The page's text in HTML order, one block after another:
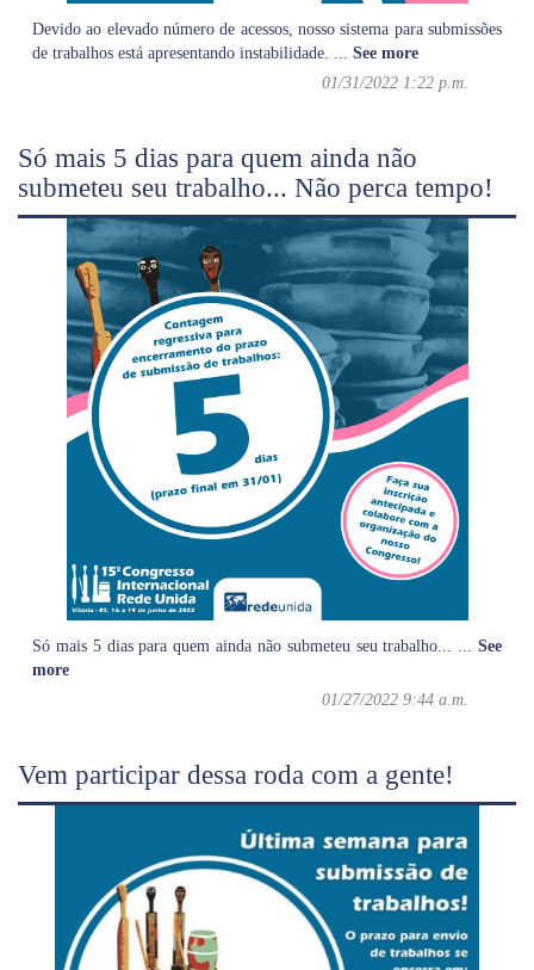
Devido ao elevado número de acessos, nosso sistema para submissões
de trabalhos está apresentando instabilidade. ... See more
01/31/2022 1:22 p.m.
Só mais 5 dias para quem ainda não
submeteu seu trabalho... Não perca tempo!
Só mais 5 dias para quem ainda não submeteu seu trabalho... ...See
more
01/27/2022 9:44 a.m.
Vem participar dessa roda com a gente!